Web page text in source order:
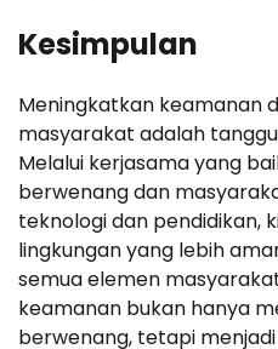
Kesimpulan
Meningkatkan keamanan
masyarakat adalah
Melalui kerjasama yang
berwenang dan
teknologi dan pendidikan,
lingkungan yang lebih
semua elemen
keamanan bukan hanya
berwenang, tetapi